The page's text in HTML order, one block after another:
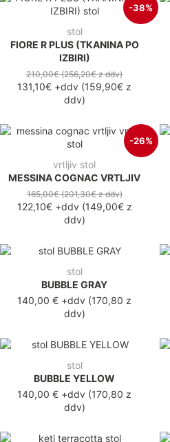
-38%
stol
FIORE R PLUS (TKANINA PO
IZBIRI)
210,00€(256,20€z ddv)
131,10€ +ddv (159,90€ z
ddv)
-26%
vrtljiv stol
MESSINA COGNAC VRTLJIV
165,00€(201,30€z ddv)
122,10€+ddv(149,00€z
ddv)
stol
BUBBLE GRAY
140,00 € +ddv (170,80 z
ddv)
stol
BUBBLE YELLOW
140,00 € +ddv (170,80 z
ddv)